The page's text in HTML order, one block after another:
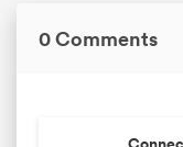
0 Comments